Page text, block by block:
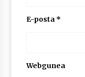
E-posta *
Webgunea